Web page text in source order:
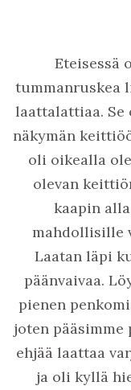
Eteisessä
tummanruskea
laattalattiaa. Se
näkymän
oli oikealla
olevan
kaapin
mahdollisille
Laatan läpi
päänvaivaa.
pienen
joten
ehjää laattaa
ja oli kyllä